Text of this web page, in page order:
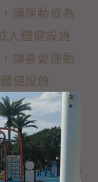
讓運動成為
人體健設施
讓喜愛運動
健設施